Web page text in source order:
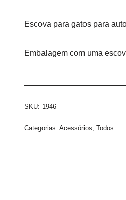
Escova para gatos para
Embalagem com uma
SKU: 1946
Categorias: Acessórios, Todos